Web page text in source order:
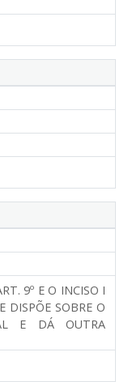
9º E O INCISO I
DISPÕE SOBRE O
E DÁ OUTRA